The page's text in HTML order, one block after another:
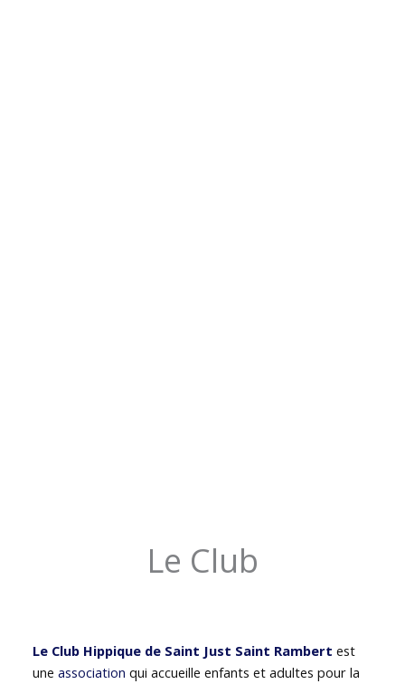
Le Club
Le Club Hippique de Saint Just Saint Rambert est
uneassociation qui accueille enfants et adultes pour la